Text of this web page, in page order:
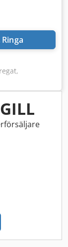
Ringa
72-35 - Mot
-Mått:
Aatock